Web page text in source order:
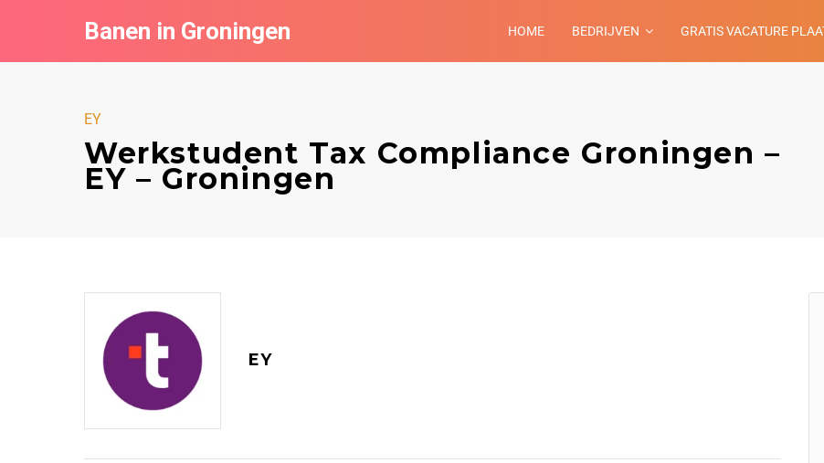
Banen in Groningen HOME BEDRIJVEN GRATIS VACATURE
EY
Werkstudent Tax Compliance Groningen –
EY – Groningen
EY